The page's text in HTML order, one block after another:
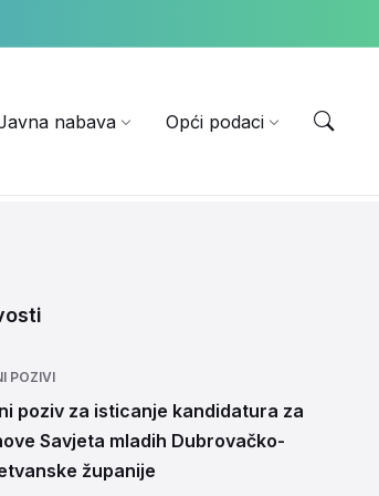
nabava Opći podaci
POZIVI
poziv za isticanje kandidatura za
Savjeta mladih Dubrovačko-
županije